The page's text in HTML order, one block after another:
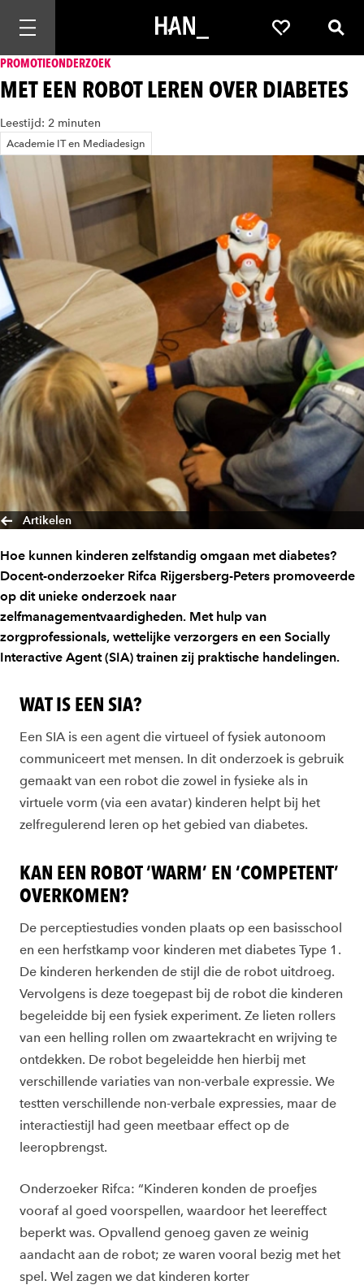
Mobiele navigatie openen Favorieten
PROMOTIEONDERZOEK
MET EEN ROBOT LEREN OVER DIABETES
Leestijd: 2 minuten
Academie IT en Mediadesign
Artikelen
Hoe kunnen kinderen zelfstandig omgaan met diabetes?
Docent-onderzoeker Rifca Rijgersberg-Peters promoveerde
op dit unieke onderzoek naar
zelfmanagementvaardigheden. Met hulp van
zorgprofessionals, wettelijke verzorgers en een Socially
Interactive Agent (SIA) trainen zij praktische handelingen.
WAT IS EEN SIA?
Een SIA is een agent die virtueel of fysiek autonoom
communiceert met mensen. In dit onderzoek is gebruik
gemaakt van een robot die zowel in fysieke als in
virtuele vorm (via een avatar) kinderen helpt bij het
zelfregulerend leren op het gebied van diabetes.
KAN EEN ROBOT ‘WARM’ EN ‘COMPETENT’
OVERKOMEN?
De perceptiestudies vonden plaats op een basisschool
en een herfstkamp voor kinderen met diabetes Type 1.
De kinderen herkenden de stijl die de robot uitdroeg.
Vervolgens is deze toegepast bij de robot die kinderen
begeleidde bij een fysiek experiment. Ze lieten rollers
van een helling rollen om zwaartekracht en wrijving te
ontdekken. De robot begeleidde hen hierbij met
verschillende variaties van non-verbale expressie. We
testten verschillende non-verbale expressies, maar de
interactiestijl had geen meetbaar effect op de
leeropbrengst.
Onderzoeker Rifca: “Kinderen konden de proefjes
vooraf al goed voorspellen, waardoor het leereffect
beperkt was. Opvallend genoeg gaven ze weinig
aandacht aan de robot; ze waren vooral bezig met het
spel. Wel zagen we dat kinderen korter